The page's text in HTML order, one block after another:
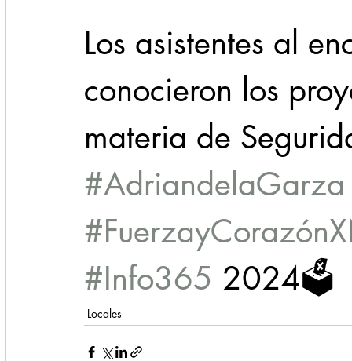
Los asistentes al
conocieron los
materia de
#AdriandelaGarza
#Info365 2024🗳️
Locales